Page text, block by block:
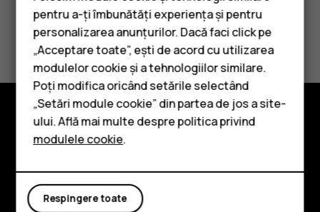
Smartphone-uri
Telefoane clasice
Accesorii
Tablete
Considerați utile aceste informații?
Da Nu
Explorează
Planet and people
pentru a-ți îmbunătăți experiența și pentru
personalizarea anunțurilor. Dacă faci click pe
„Acceptare toate”, ești de acord cu utilizarea
modulelor cookie și a tehnologiilor similare.
Poți modifica oricând setările selectând
„Setări module cookie” din partea de jos a site-
ului. Află mai multe despre politica privind
modulele cookie.
Respingere toate